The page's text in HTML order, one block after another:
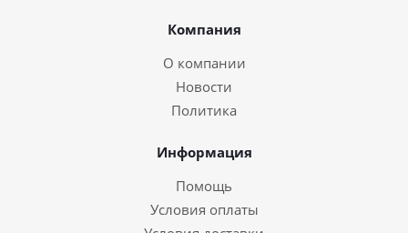
Компания
О компании
Новости
Политика
Информация
Помощь
Условия оплаты